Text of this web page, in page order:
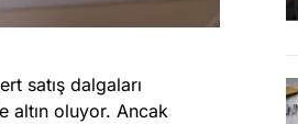
satış dalgaları
altın oluyor. Ancak